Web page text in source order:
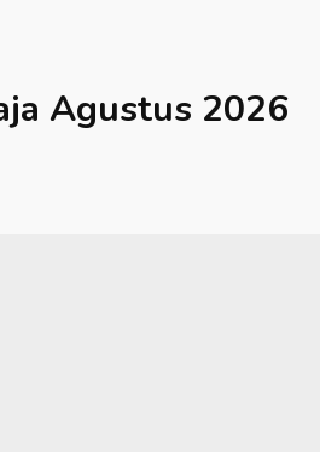
Agustus 2026